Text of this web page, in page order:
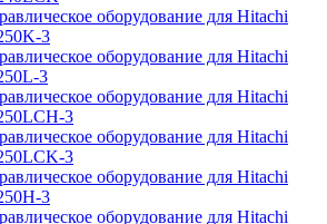
оборудование для Hitachi
3
оборудование для Hitachi
3
оборудование для Hitachi
3
оборудование для Hitachi
3
оборудование для Hitachi
3
оборудование для Hitachi